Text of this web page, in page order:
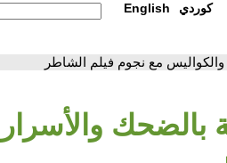
English كوردي
والكواليس مع نجوم فيلم الشاطر
بالضحك والأسرار